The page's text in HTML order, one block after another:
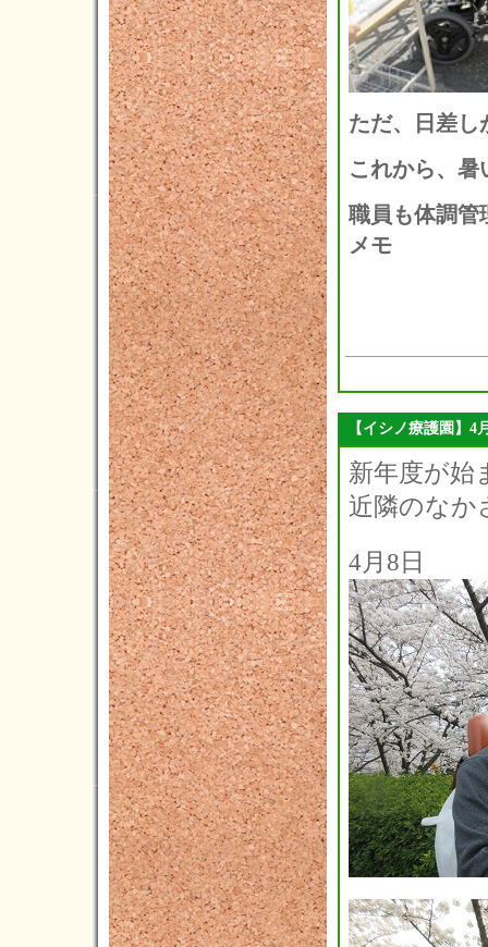
2024年01月(6)
2023年12月(4)
2023年11月(11)
2023年10月(8)
2023年09月(3)
2023年08月(3)
2023年07月(5)
2023年06月(4)
2023年05月(4)
2023年04月(5)
2023年03月(3)
2023年02月(5)
2023年01月(4)
2022年12月(7)
2022年11月(7)
2022年10月(8)
2022年09月(5)
2022年08月(4)
2022年07月(3)
2022年06月(4)
2022年05月(3)
2022年04月(5)
2022年03月(1)
2022年02月(3)
2022年01月(2)
2021年12月(5)
ただ、日差し
これから、暑
職員も体調管
メモ
【イシノ療護園】
新年度が始
近隣のなか
4月8日